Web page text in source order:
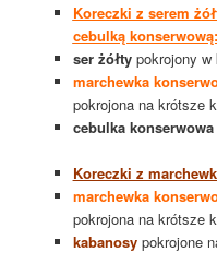
Koreczki z serem
cebulką konserwową:
ser żółtypokrojony w
marchewka
pokrojona na krótsze
cebulka konserwowa
Koreczki z
marchewka
pokrojona na krótsze
kabanosypokrojone